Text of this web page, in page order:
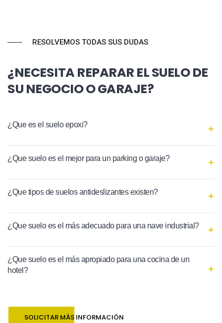
RESOLVEMOS TODAS SUS DUDAS
¿NECESITA REPARAR EL SUELO DE
SU NEGOCIO O GARAJE?
¿Que es el suelo epoxi?
¿Que suelo es el mejor para un parking o garaje?
¿Que tipos de suelos antideslizantes existen?
¿Que suelo es el más adecuado para una nave industrial?
¿Que suelo es el más apropiado para una cocina de un
hotel?
SOLICITAR MÁS INFORMACIÓN